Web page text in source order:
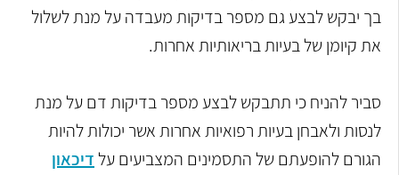
בך יבקש לבצע גם מספר בדיקות מעבדה על מנת לשלול
את קיומן של בעיות בריאותיות אחרות.
סביר להניח כי תתבקש לבצע מספר בדיקות דם על מנת
לנסות ולאבחן בעיות רפואיות אחרות אשר יכולות להיות
הגורם להופעתם של התסמינים המצביעים על דיכאון